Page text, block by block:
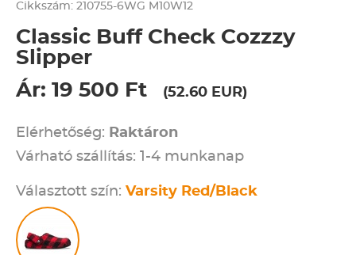
Cikkszám: 210755-6WG M10W12
Classic Buff Check Cozzzy
Slipper
Ár: 19 500 Ft
(52.60 EUR)
Elérhetőség: Raktáron
Várható szállítás: 1-4 munkanap
Választott szín: Varsity Red/Black